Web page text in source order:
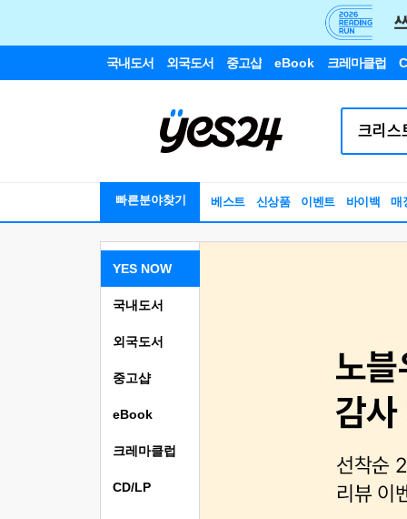
국내도서 외국도서 중고샵 eBook 크레마클럽
빠른분야찾기 베스트 신상품 이벤트 바이백 매
YES NOW
국내도서
외국도서
중고샵
eBook
크레마클럽
CD/LP